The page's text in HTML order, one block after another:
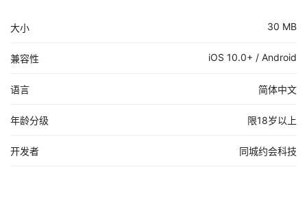
大小 30 MB
兼容性 iOS 10.0+ / Android
语言 简体中文
年龄分级 限18岁以上
开发者 同城约会科技